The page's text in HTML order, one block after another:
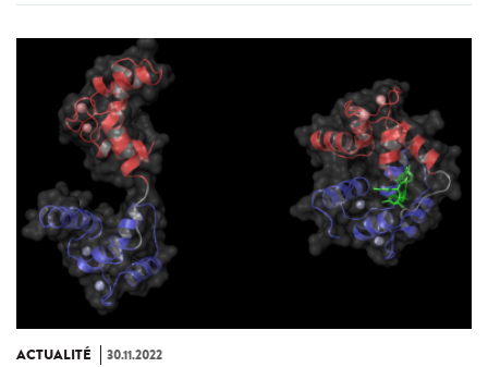
ACTUALITÉ 30.11.2022